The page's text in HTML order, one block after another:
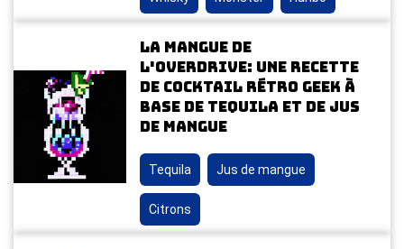
La Mangue de
l'Overdrive: Une Recette
de Cocktail Rétro Geek à
Base de Tequila et de Jus
de Mangue
Tequila Jus de mangue
Citrons